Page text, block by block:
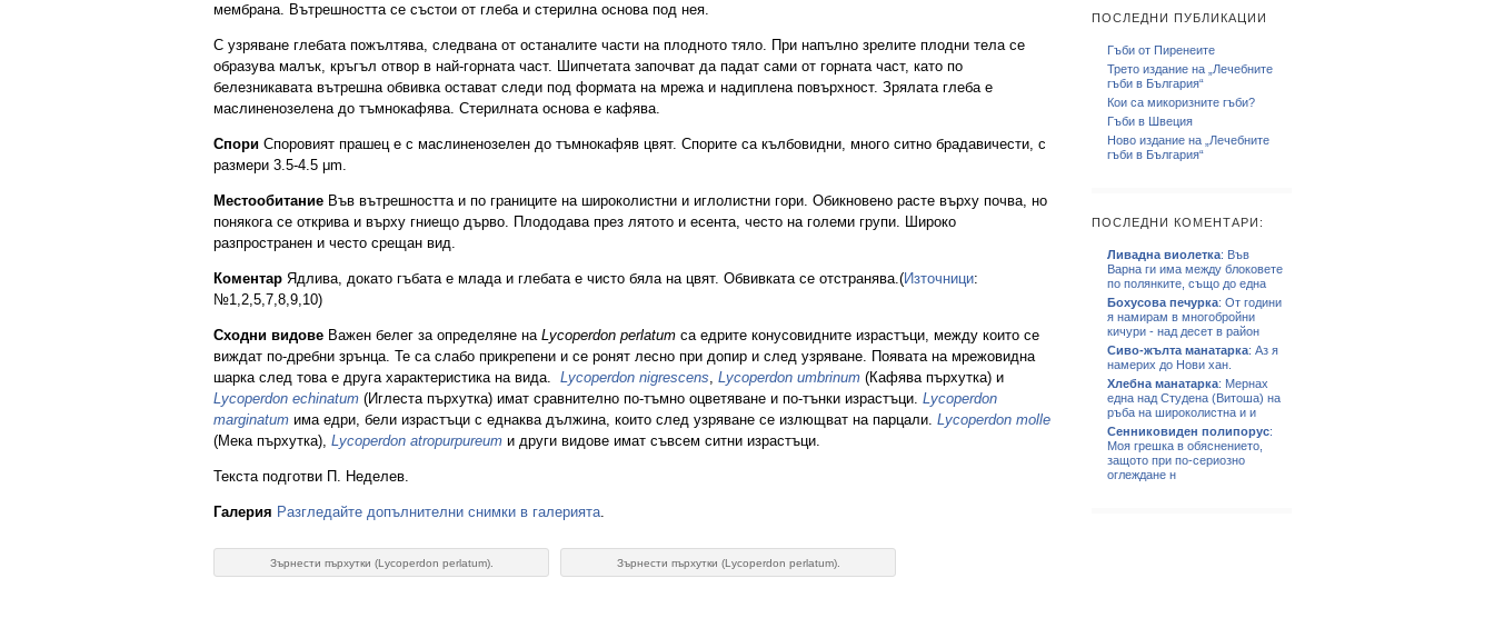
мембрана. Вътрешността се състои от глеба и стерилна основа под нея.
С узряване глебата пожълтява, следвана от останалите части на плодното тяло. При напълно зрелите плодни тела се
образува малък, кръгъл отвор в най-горната част. Шипчетата започват да падат сами от горната част, като по
белезникавата вътрешна обвивка остават следи под формата на мрежа и надиплена повърхност. Зрялата глеба е
маслиненозелена до тъмнокафява. Стерилната основа е кафява.
Спори Споровият прашец е с маслиненозелен до тъмнокафяв цвят. Спорите са кълбовидни, много ситно брадавичести, с
размери 3.5-4.5 μm.
Местообитание Във вътрешността и по границите на широколистни и иглолистни гори. Обикновено расте върху почва, но
понякога се открива и върху гниещо дърво. Плододава през лятото и есента, често на големи групи. Широко
разпространен и често срещан вид.
Коментар Ядлива, докато гъбата е млада и глебата е чисто бяла на цвят. Обвивката се отстранява.(Източници:
№1,2,5,7,8,9,10)
Сходни видове Важен белег за определяне на Lycoperdon perlatum са едрите конусовидните израстъци, между които се
виждат по-дребни зрънца. Те са слабо прикрепени и се ронят лесно при допир и след узряване. Появата на мрежовидна
шарка след това е друга характеристика на вида. Lycoperdon nigrescens, Lycoperdon umbrinum (Кафява пърхутка) и
Lycoperdon echinatum (Иглеста пърхутка) имат сравнително по-тъмно оцветяване и по-тънки израстъци. Lycoperdon
marginatum има едри, бели израстъци с еднаква дължина, които след узряване се излющват на парцали. Lycoperdon molle
(Мека пърхутка), Lycoperdon atropurpureum и други видове имат съвсем ситни израстъци.
Текста подготви П. Неделев.
Галерия Разгледайте допълнителни снимки в галерията.
Зърнести пърхутки (Lycoperdon perlatum). Зърнести пърхутки (Lycoperdon perlatum).
ПОСЛЕДНИ ПУБЛИКАЦИИ
Гъби от Пиренеите
Трето издание на „Лечебните
гъби в България“
Кои са микоризните гъби?
Гъби в Швеция
Ново издание на „Лечебните
гъби в България“
ПОСЛЕДНИ КОМЕНТАРИ:
Ливадна виолетка: Във
Варна ги има между блоковете
по полянките, също до една
Бохусова печурка: От години
я намирам в многобройни
кичури - над десет в район
Сиво-жълта манатарка: Аз я
намерих до Нови хан.
Хлебна манатарка: Мернах
една над Студена (Витоша) на
ръба на широколистна и и
Сенниковиден полипорус:
Моя грешка в обяснението,
защото при по-сериозно
оглеждане н